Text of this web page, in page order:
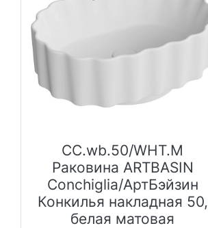
CC.wb.50/WHT.M
Раковина ARTBASIN
Conchiglia/АртБэйзин
Конкилья накладная 50,
белая матовая